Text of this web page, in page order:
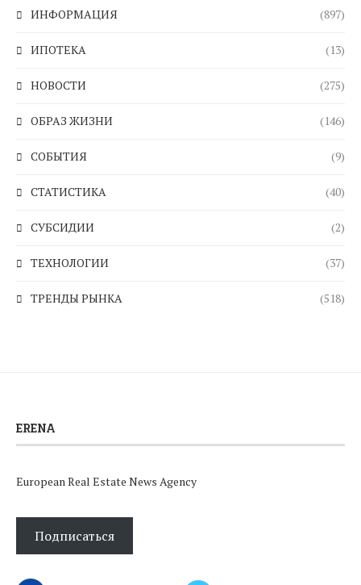
ИНФОРМАЦИЯ (897)
ИПОТЕКА (13)
НОВОСТИ (275)
ОБРАЗ ЖИЗНИ (146)
СОБЫТИЯ (9)
СТАТИСТИКА (40)
СУБСИДИИ (2)
ТЕХНОЛОГИИ (37)
ТРЕНДЫ РЫНКА (518)
ERENA
European Real Estate News Agency
Подписаться